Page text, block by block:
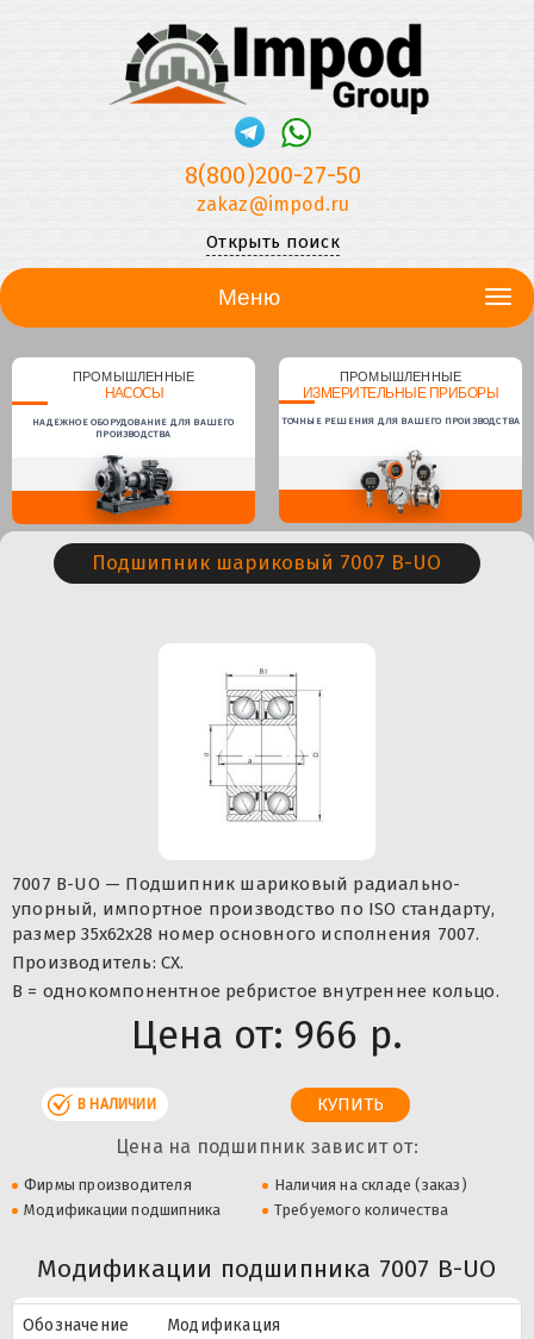
8(800)200-27-50
zakaz@impod.ru
Открыть поиск
Меню
ПРОМЫШЛЕННЫЕ
НАСОСЫ
НАДЕЖНОЕ ОБОРУДОВАНИЕ ДЛЯ ВАШЕГО
ПРОИЗВОДСТВА
ПРОМЫШЛЕННЫЕ
ИЗМЕРИТЕЛЬНЫЕ ПРИБОРЫ
ТОЧНЫЕ РЕШЕНИЯ ДЛЯ ВАШЕГО ПРОИЗВОДСТВА
Подшипник шариковый 7007 B-UO
7007 B-UO — Подшипник шариковый радиально-
упорный, импортное производство по ISO стандарту,
размер 35x62x28 номер основного исполнения 7007.
Производитель: CX.
B = однокомпонентное ребристое внутреннее кольцо.
Цена от: 966 р.
В НАЛИЧИИ
Цена на подшипник зависит от:
Фирмы производителя
Наличия на складе (заказ)
Модификации подшипника
Требуемого количества
Модификации подшипника 7007 B-UO
Обозначение
Модификация